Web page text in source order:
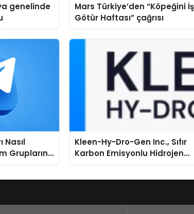
genelinde
Mars Türkiye’den “Köpeğini
Götür Haftası” çağrısı
Nasıl
Gruplarını
Kleen-Hy-Dro-Gen Inc., Sıfır
Karbon Emisyonlu Hidrojen
Isıtma Teknolojisinde ISO ve